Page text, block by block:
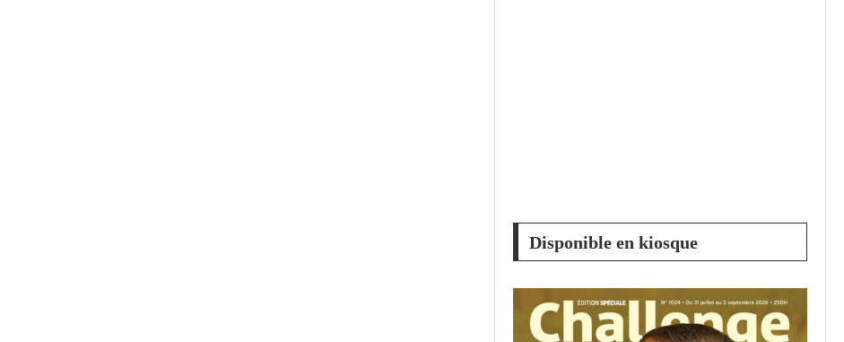
Disponible en kiosque